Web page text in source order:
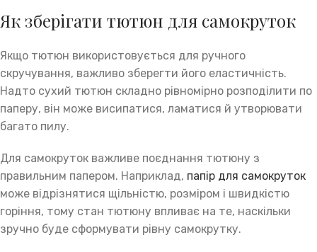
Як зберігати тютюн для самокруток
Якщо тютюн використовується для ручного
скручування, важливо зберегти його еластичність.
Надто сухий тютюн складно рівномірно розподілити по
паперу, він може висипатися, ламатися й утворювати
багато пилу.
Для самокруток важливе поєднання тютюну з
правильним папером. Наприклад, папір для самокруток
може відрізнятися щільністю, розміром і швидкістю
горіння, тому стан тютюну впливає на те, наскільки
зручно буде сформувати рівну самокрутку.